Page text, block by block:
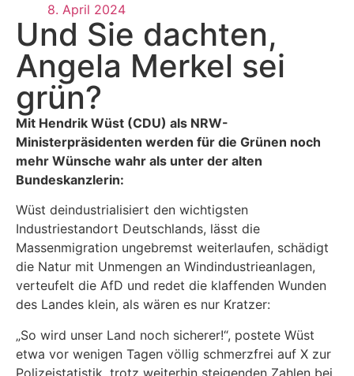
8. April 2024
Und Sie dachten,
Angela Merkel sei
grün?
Mit Hendrik Wüst (CDU) als NRW-
Ministerpräsidenten werden für die Grünen noch
mehr Wünsche wahr als unter der alten
Bundeskanzlerin:
Wüst deindustrialisiert den wichtigsten
Industriestandort Deutschlands, lässt die
Massenmigration ungebremst weiterlaufen, schädigt
die Natur mit Unmengen an Windindustrieanlagen,
verteufelt die AfD und redet die klaffenden Wunden
des Landes klein, als wären es nur Kratzer:
„So wird unser Land noch sicherer!“, postete Wüst
etwa vor wenigen Tagen völlig schmerzfrei auf X zur
Polizeistatistik, trotz weiterhin steigenden Zahlen bei